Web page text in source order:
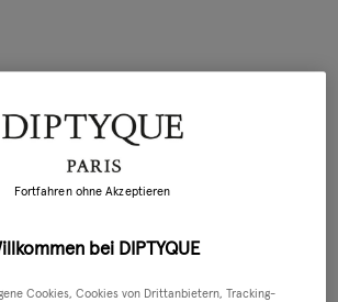
bei DIPTYQUE
Cookies, Cookies von Drittanbietern, Tracking-
Fortfahren ohne Akzeptieren